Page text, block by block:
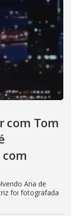
com Tom
Ana de
foi fotografada